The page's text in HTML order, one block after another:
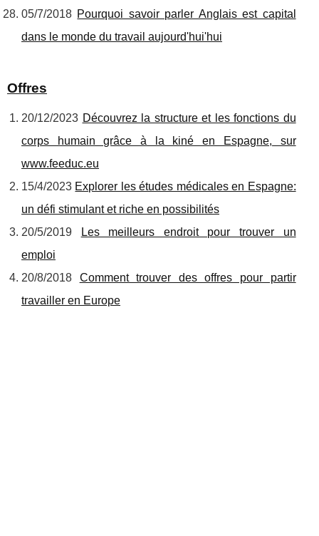
05/7/2018 Pourquoi savoir parler Anglais est capital
dans le monde du travail aujourd'hui'hui
Offres
20/12/2023 Découvrez la structure et les fonctions du
corps humain grâce à la kiné en Espagne, sur
www.feeduc.eu
15/4/2023 Explorer les études médicales en Espagne:
un défi stimulant et riche en possibilités
20/5/2019
Les meilleurs endroit pour trouver un
emploi
20/8/2018 Comment trouver des offres pour partir
travailler en Europe